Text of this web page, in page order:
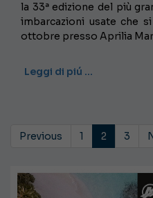
la 33ª edizione del più
imbarcazioni usate che
ottobre presso Aprilia
Leggi di piú …
Previous 1 2 3